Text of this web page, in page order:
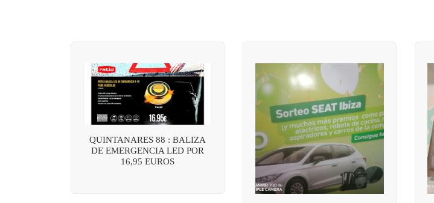
QUINTANARES 88 : BALIZA
DE EMERGENCIA LED POR
16,95 EUROS